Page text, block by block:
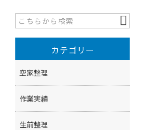
カテゴリー
空家整理
作業実績
生前整理